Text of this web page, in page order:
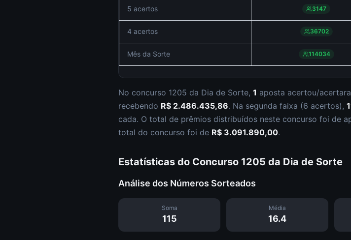
5 acertos 3147
4 acertos 36702
Mês da Sorte 114034
No concurso 1205 da Dia de Sorte, 1 aposta acertou/
recebendo R$ 2.486.435,86. Na segunda faixa (6 acertos),
cada. O total de prêmios distribuídos neste concurso foi de
total do concurso foi de R$ 3.091.890,00.
Estatísticas do Concurso 1205 da Dia de Sorte
Análise dos Números Sorteados
Soma
115
Média
16.4